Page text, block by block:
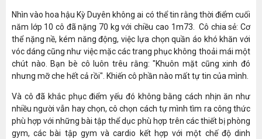
Nhìn vào hoa hậu Kỳ Duyên không ai có thể tin rằng thời điểm cuối
năm lớp 10 cô đã nặng 70 kg với chiều cao 1m73. Cô chia sẻ: Cơ
thể nặng nề, kém năng động, việc lựa chọn quần áo khó khăn với
vóc dáng cũng như việc mặc các trang phục không thoải mái một
chút nào. Bạn bè cô luôn trêu rằng: "Khuôn mặt cũng xinh đó
nhưng mỡ che hết cả rồi". Khiến cô phần nào mất tự tin của mình.
Và cô đã khắc phục điểm yếu đó không bằng cách nhịn ăn như
nhiều người vẫn hay chọn, cô chọn cách tự mình tìm ra công thức
phù hợp với những bài tập thể dục phù hợp trên các thiết bị phòng
gym, các bài tập gym và cardio kết hợp với một chế độ dinh